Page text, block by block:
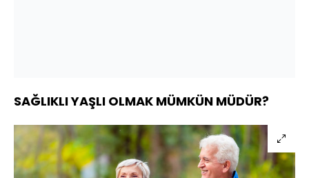
SAĞLIKLI YAŞLI OLMAK MÜMKÜN MÜDÜR?